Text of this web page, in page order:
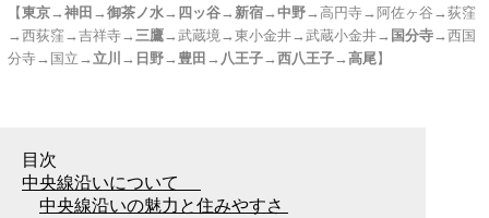
【東京→ 神田 → 御茶ノ水→ 四ッ谷→ 新宿→ 中野→高円寺→阿佐ヶ谷→荻窪
→西荻窪→吉祥寺→ 三鷹→武蔵境→東小金井→武蔵小金井→ 国分寺→西国
分寺→国立→ 立川 → 日野→ 豊田 → 八王子→ 西八王子→ 高尾】
目次
中央線沿いについて
中央線沿いの魅力と住みやすさ